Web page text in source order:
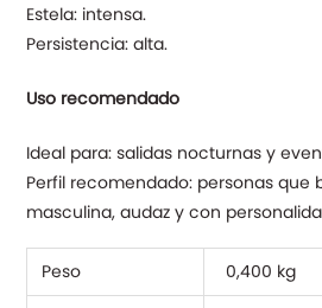
Estela: intensa.
Persistencia: alta.
Uso recomendado
Ideal para: salidas nocturnas y
Perfil recomendado: personas que
masculina, audaz y con
Peso
0,400 kg